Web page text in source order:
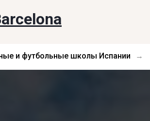
и футбольные школы Испании →